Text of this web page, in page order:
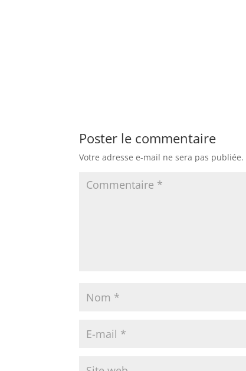
Poster le commentaire
Votre adresse e-mail ne sera pas publiée.